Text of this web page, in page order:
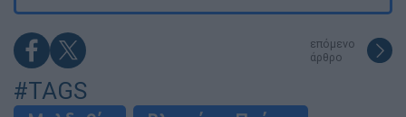
επόμενο
άρθρο
#TAGS